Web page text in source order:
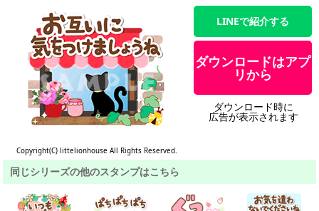
Copyright(C) littelionhouse All Rights Reserved.
LINEで紹介する
ダウンロードはアプ
リから
ダウンロード時に
広告が表示されます
同じシリーズの他のスタンプはこちら